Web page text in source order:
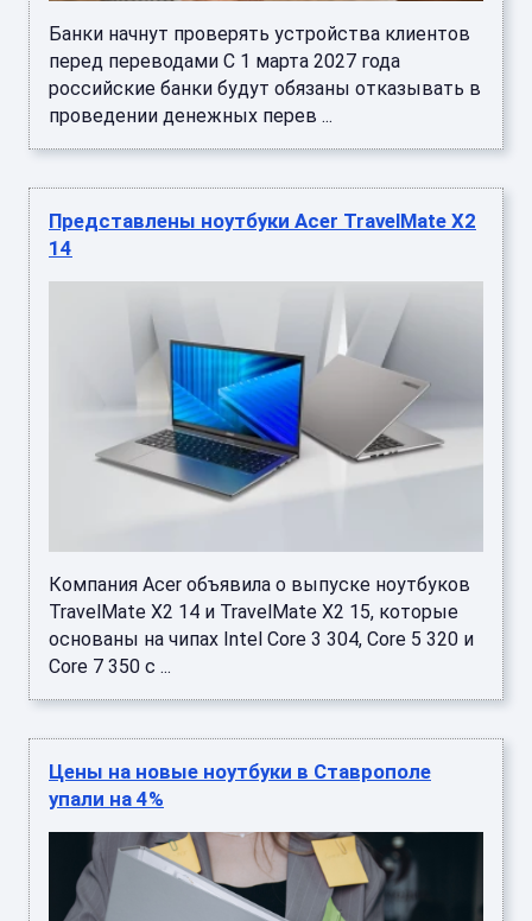
Банки начнут проверять устройства клиентов
перед переводами С 1 марта 2027 года
российские банки будут обязаны отказывать в
проведении денежных перев ...
Представлены ноутбуки Acer TravelMate X2
14
Компания Acer объявила о выпуске ноутбуков
TravelMate X2 14 и TravelMate X2 15, которые
основаны на чипах Intel Core 3 304, Core 5 320 и
Core 7 350 с ...
Цены на новые ноутбуки в Ставрополе
упали на 4%